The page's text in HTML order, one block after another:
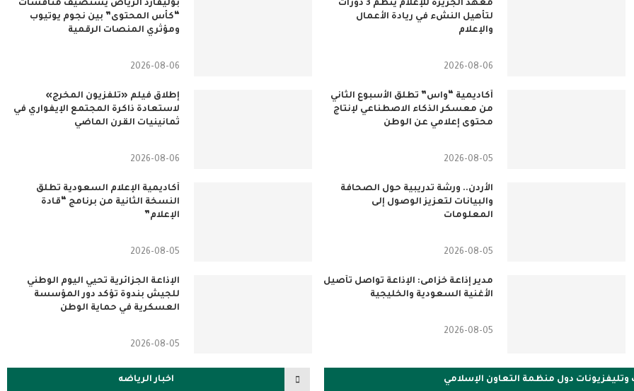
بوليفارد الرياض يستضيف منافسات
“كأس المحتوى” بين نجوم يوتيوب
ومؤثري المنصات الرقمية
2026-08-06
معهد الجزيرة للإعلام ينظم 3 دورات
لتأهيل النشء في ريادة الأعمال
والإعلام
2026-08-06
إطلاق فيلم «تلفزيون المخرج»
لاستعادة ذاكرة المجتمع الإيفواري في
ثمانينيات القرن الماضي
2026-08-06
أكاديمية “واس” تطلق الأسبوع الثاني
من معسكر الذكاء الاصطناعي لإنتاج
محتوى إعلامي عن الوطن
2026-08-05
أكاديمية الإعلام السعودية تطلق
النسخة الثانية من برنامج “قادة
الإعلام”
2026-08-05
الأردن.. ورشة تدريبية حول الصحافة
والبيانات لتعزيز الوصول إلى
المعلومات
2026-08-05
الإذاعة الجزائرية تحيي اليوم الوطني
للجيش بندوة تؤكد دور المؤسسة
العسكرية في حماية الوطن
2026-08-05
مدير إذاعة خزامى: الإذاعة تواصل تأصيل
الأغنية السعودية والخليجية
2026-08-05
اخبار الرياضه